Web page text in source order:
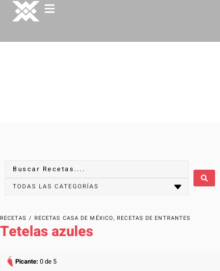
RECETAS / RECETAS CASA DE MÉXICO, RECETAS DE ENTRANTES
Tetelas azules
Picante: 0 de 5